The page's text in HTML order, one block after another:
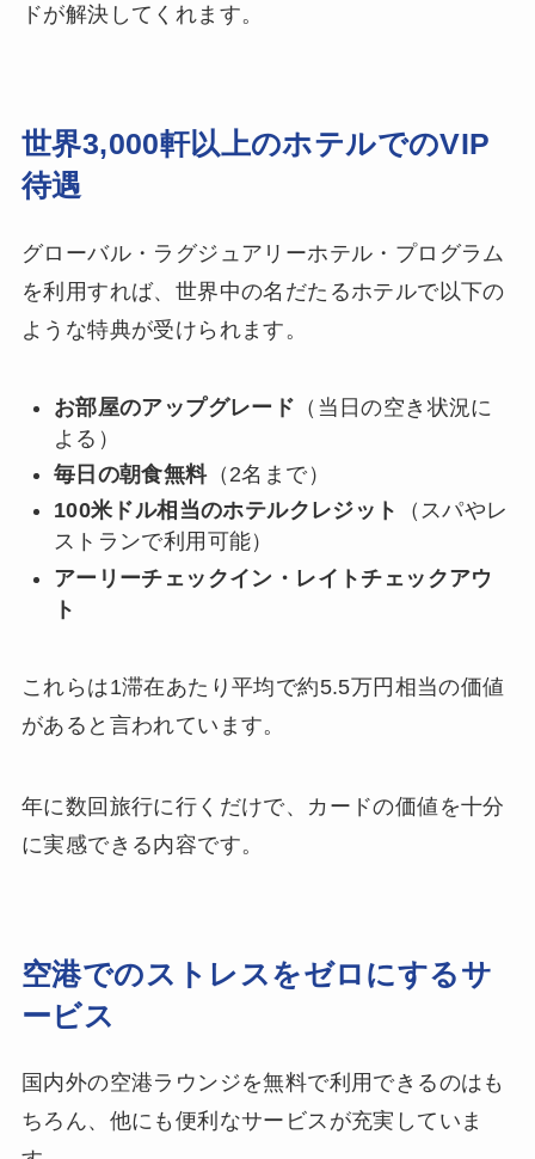
ドが解決してくれます。
世界3,000軒以上のホテルでのVIP
待遇
グローバル・ラグジュアリーホテル・プログラム
を利用すれば、世界中の名だたるホテルで以下の
ような特典が受けられます。
お部屋のアップグレード （当日の空き状況に
よる）
毎日の朝食無料（2名まで）
100米ドル相当のホテルクレジット
（スパやレ
ストランで利用可能）
アーリーチェックイン・レイトチェックアウ
ト
これらは1滞在あたり平均で約5.5万円相当の価値
があると言われています。
年に数回旅行に行くだけで、カードの価値を十分
に実感できる内容です。
空港でのストレスをゼロにするサ
ービス
国内外の空港ラウンジを無料で利用できるのはも
ちろん、他にも便利なサービスが充実していま